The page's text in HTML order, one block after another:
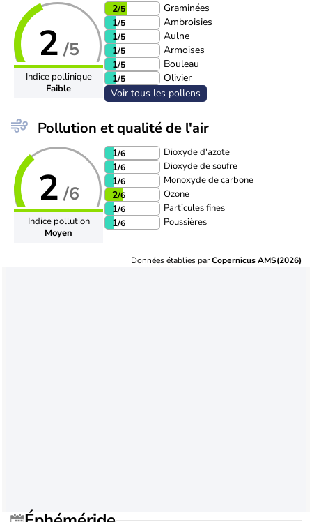
2 /5
Indice pollinique
Faible
2/5
Graminées
1/5
Ambroisies
1/5
Aulne
1/5
Armoises
1/5
Bouleau
1/5
Olivier
Voir tous les pollens
Pollution et qualité de l'air
2 /6
Indice pollution
Moyen
1/6 Dioxyde d'azote
1/6 Dioxyde de soufre
1/6 Monoxyde de carbone
2/6 Ozone
1/6 Particules fines
1/6 Poussières
Données établies parCopernicus AMS(2026)